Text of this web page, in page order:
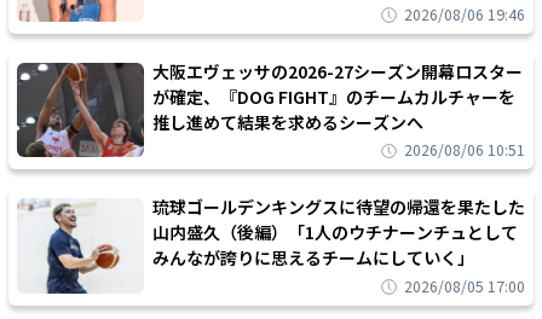
2026/08/06 19:46
大阪エヴェッサの2026-27シーズン開幕ロスター
が確定、『DOG FIGHT』のチームカルチャーを
推し進めて結果を求めるシーズンへ
2026/08/06 10:51
琉球ゴールデンキングスに待望の帰還を果たした
山内盛久（後編）「1人のウチナーンチュとして
みんなが誇りに思えるチームにしていく」
2026/08/05 17:00